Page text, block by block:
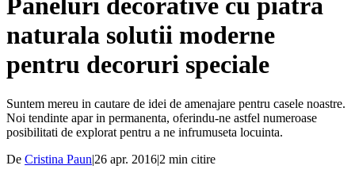
Paneluri decorative cu piatra
naturala solutii moderne
pentru decoruri speciale
Suntem mereu in cautare de idei de amenajare pentru casele noastre.
Noi tendinte apar in permanenta, oferindu-ne astfel numeroase
posibilitati de explorat pentru a ne infrumuseta locuinta.
De Cristina Paun|26 apr. 2016|2 min citire